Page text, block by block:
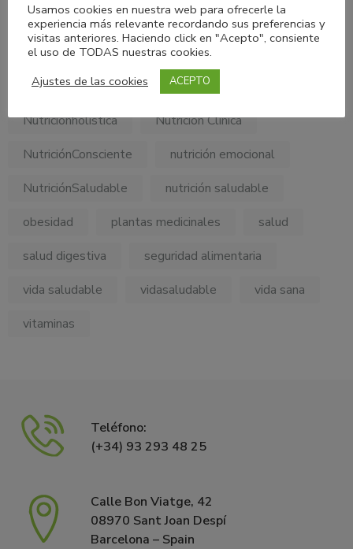
hábitos alimentarios
minerales
MyPersonalDietConsulting
My Personal Diet Consulting
Nutricionholistica
Nutrición Clínica
NutriciónConsciente
nutrición emocional
NutriciónSaludable
nutrición saludable
obesidad
plantas medicinales
salud
salud digestiva
seguridad alimentaria
vida saludable
vidasaludable
vida sana
vitaminas
Teléfono:
(+34) 93 293 48 25
Calle Bon Viatge, 42
08970 Sant Joan Despí
Barcelona – Spain
Usamos cookies en nuestra web para ofrecerle la
experiencia más relevante recordando sus preferencias y
visitas anteriores. Haciendo click en "Acepto", consiente
el uso de TODAS nuestras cookies.
Ajustes de las cookies
ACEPTO